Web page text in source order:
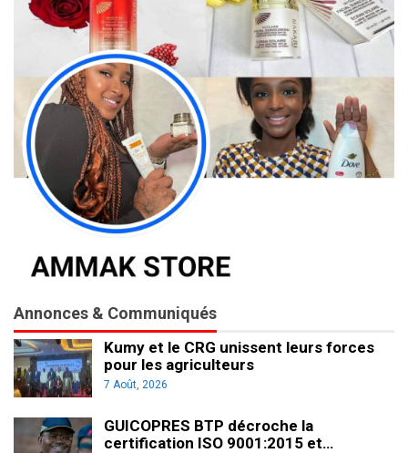
Annonces & Communiqués
Kumy et le CRG unissent leurs forces
pour les agriculteurs
7 Août, 2026
GUICOPRES BTP décroche la
certification ISO 9001:2015 et…